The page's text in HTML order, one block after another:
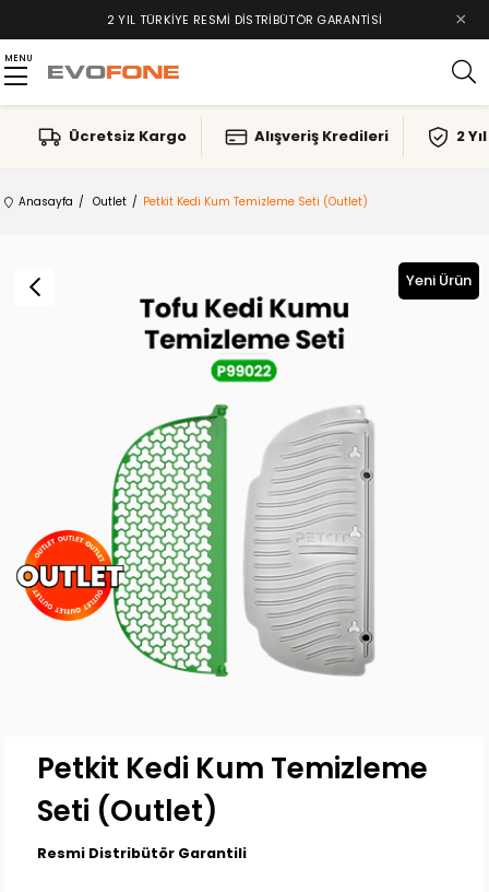
TAKSIT İMKANLARI, ALIŞVERIŞ KREDILERI ×
MENU
Ücretsiz Kargo Alışveriş Kredileri 2
Anasayfa Outlet Petkit Kedi Kum Temizleme Seti (Outlet)
Yeni Ürün
Petkit Kedi Kum Temizleme
Seti (Outlet)
Resmi Distribütör Garantili